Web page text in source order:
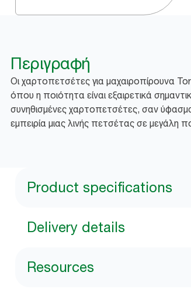
Περιγραφή
Οι χαρτοπετσέτες για μαχαιροπίρουνα
όπου η ποιότητα είναι εξαιρετικά
συνηθισμένες χαρτοπετσέτες, σαν
εμπειρία μιας λινής πετσέτας σε μεγάλη
Product specifications
Delivery details
Resources